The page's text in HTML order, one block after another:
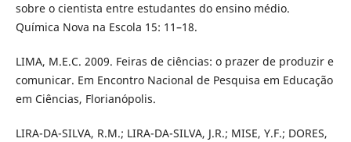
sobre o cientista entre estudantes do ensino médio.
Química Nova na Escola 15: 11–18.
LIMA, M.E.C. 2009. Feiras de ciências: o prazer de produzir e
comunicar. Em Encontro Nacional de Pesquisa em Educação
em Ciências, Florianópolis.
LIRA-DA-SILVA, R.M.; LIRA-DA-SILVA, J.R.; MISE, Y.F.; DORES,